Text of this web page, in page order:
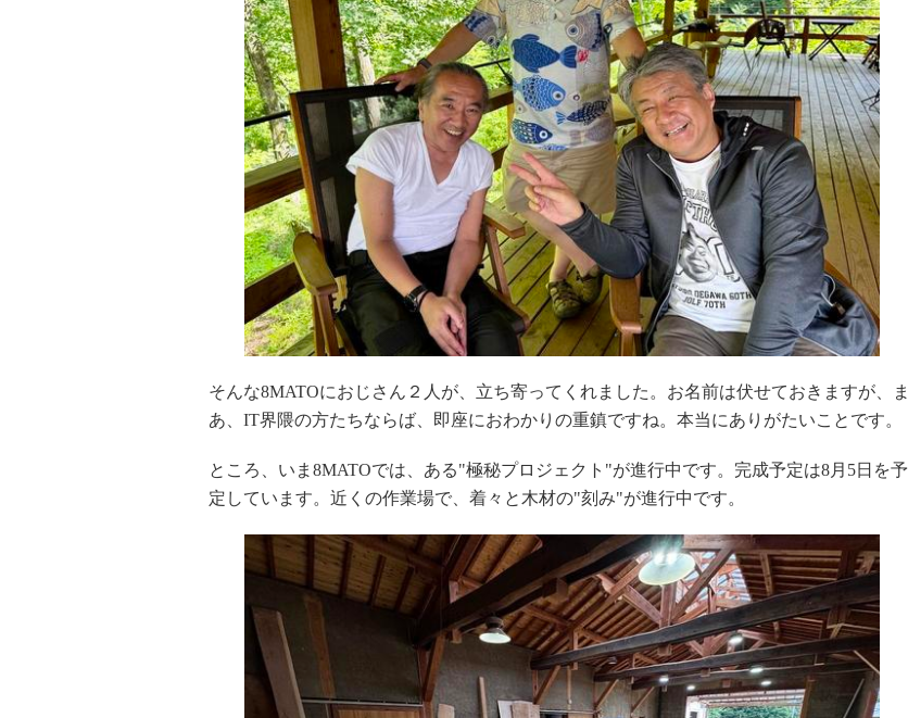
そんな8MATOにおじさん２人が、立ち寄ってくれました。お名前は伏せておきますが、ま
あ、 IT界隈の方たちならば、即座におわかりの重鎮ですね。本当にありがたいことです。
ところ、いま 8MATOでは、ある"極秘プロジェクト "が進行中です。完成予定は8月 5日を予
定しています。近くの作業場で、着々と木材の"刻み"が進行中です。